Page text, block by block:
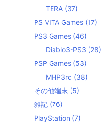
TERA (37)
PS VITA Games (17)
PS3 Games (46)
Diablo3-PS3 (28)
PSP Games (53)
MHP3rd (38)
その他端末 (5)
雑記 (76)
PlayStation (7)